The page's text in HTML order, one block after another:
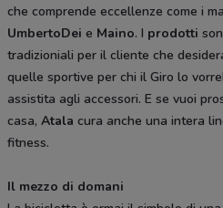
che comprende eccellenze come i
UmbertoDei e Maino. I prodotti
tradizioniali per il cliente che
quelle sportive per chi il Giro lo
assistita agli accessori. E se vuoi
casa, Atala cura anche una intera
fitness.
Il mezzo di domani